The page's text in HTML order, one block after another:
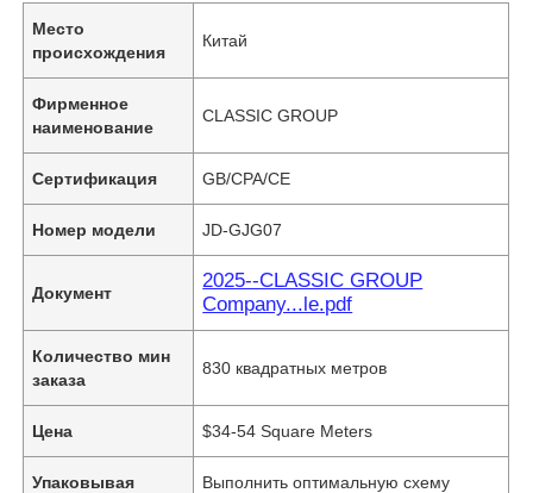
Место
происхождения
Китай
Фирменное
наименование
CLASSIC GROUP
Сертификация GB/CPA/CE
Номер модели JD-GJG07
Документ
2025--CLASSIC GROUP
Company...le.pdf
Количество мин
заказа
830 квадратных метров
Цена $34-54 Square Meters
Упаковывая
Выполнить оптимальную схему